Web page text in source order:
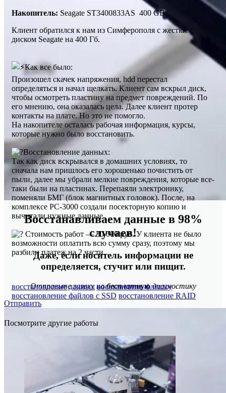
Восстанавливаем данные в 98%
случаев!
Даже, если носитель информации не
определяется, стучит или пищит.
Отправьте заявку набесплатнуюдиагностику
Отправить
Накопитель: Seagate ST3400833AS 400 GB
Клиент обратился к нам из Симферополя с жестким
диском Seagate на 400 Гб.
Как все было:
Произошел скачек напряжения, hdd перестал
определяться и начал щелкать. Клиент сам вскрыл диск,
чтобы осмотреть пластину на предмет повреждений. По
его мнению, она оказалась цела. Далее клиент протер
контакты на плате. Но это не помогло.
На накопителе осталась рабочая информация, курсы,
которые нужно было восстановить.
Восстановление данных:
Так как диск вскрывался в домашних условиях, то
сначала нам пришлось его хорошенько почистить от
пыли, далее мы убрали мелкие повреждения, которые все-
таки были на пластинах. Перепаяли электронику,
поменяли БМГ (блок магнитных головок). После, на
комплексе PC-3000 создали посекторную копию и
вычитали нужные данные.
Стоимость работ — 30 000 руб. У клиента не было
возможности оплатить всю сумму сразу, поэтому мы
разбили платеж на 2 части.
восстановление данных восстановить флешку
восстановление файлов с SSD восстановление RAID
Посмотрите другие работы